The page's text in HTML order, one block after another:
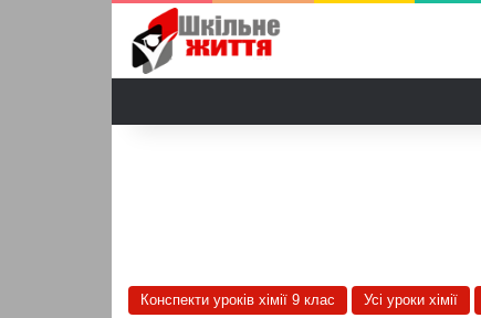
Конспекти уроків хімії 9 клас Усі уроки хімії